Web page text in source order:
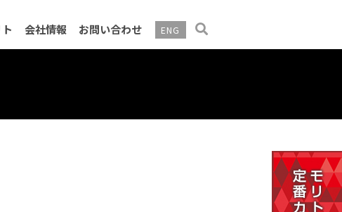
会社情報 お問い合わせ ENG